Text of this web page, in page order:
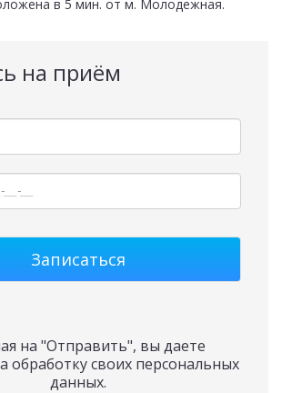
в 5 мин. от м. Молодежная.
на приём
на "Отправить", вы даете
обработку своих персональных
данных.